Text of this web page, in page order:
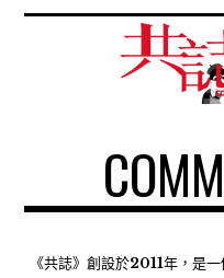
《共誌》創設於2011年，是